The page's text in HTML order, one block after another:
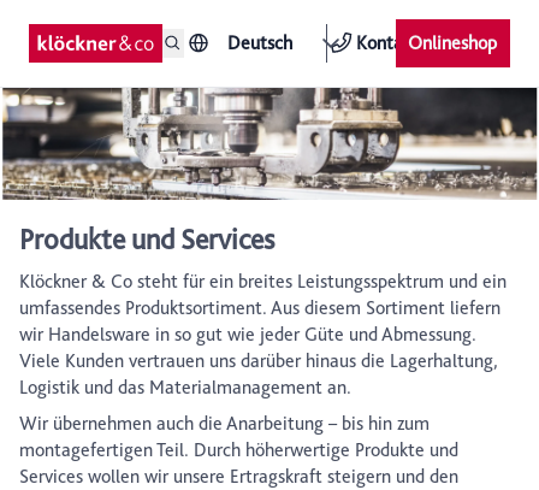
Deutsch KontaktOnlineshop
Produkte und Services
Klöckner & Co steht für ein breites Leistungsspektrum und ein
umfassendes Produktsortiment. Aus diesem Sortiment liefern
wir Handelsware in so gut wie jeder Güte und Abmessung.
Viele Kunden vertrauen uns darüber hinaus die Lagerhaltung,
Logistik und das Materialmanagement an.
Wir übernehmen auch die Anarbeitung – bis hin zum
montagefertigen Teil. Durch höherwertige Produkte und
Services wollen wir unsere Ertragskraft steigern und den